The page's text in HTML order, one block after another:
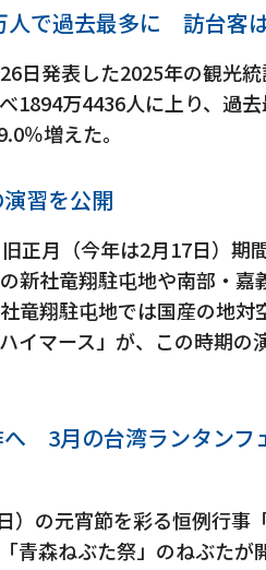
人で過去最多に 訪台客
日発表した2025年の観光
1894万4436人に上り、過
％増えた。
習を公開
正月（今年は2月17日）期
新社竜翔駐屯地や南部・
竜翔駐屯地では国産の地対
イマース」が、この時期の
へ 3月の台湾ランタン
）の元宵節を彩る恒例行事
青森ねぶた祭」のねぶたが